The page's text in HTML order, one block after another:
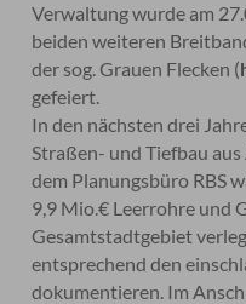
Verwaltung wurde am
beiden weiteren
der sog. Grauen Flecken (
gefeiert.
In den nächsten drei
Straßen- und Tiefbau
dem Planungsbüro RBS
9,9 Mio.€ Leerrohre und
Gesamtstadtgebiet
entsprechend den
dokumentieren. Im